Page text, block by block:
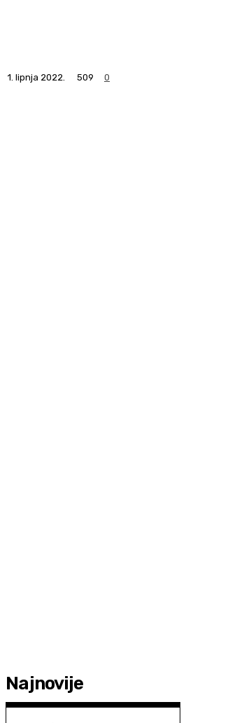
1. lipnja 2022. 509 0
Najnovije